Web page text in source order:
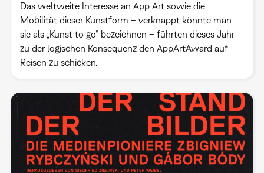
Das weltweite Interesse an App Art sowie die
Mobilität dieser Kunstform – verknappt könnte man
sie als „Kunst to go“ bezeichnen – führten dieses Jahr
zu der logischen Konsequenz den AppArtAward auf
Reisen zu schicken.